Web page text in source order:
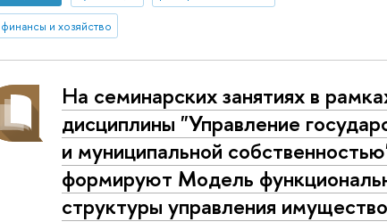
финансы и хозяйство
На семинарских занятиях в
дисциплины "Управление
и муниципальной
формируют Модель
структуры управления